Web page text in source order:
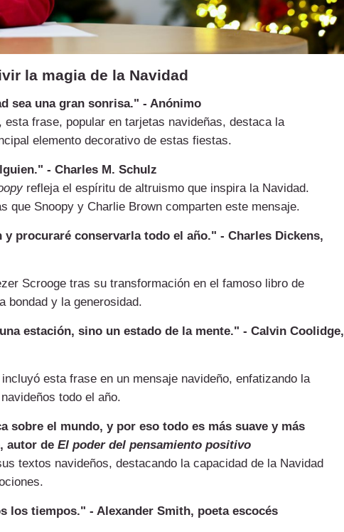
la magia de la Navidad
sea una gran sonrisa." - Anónimo
esta frase, popular en tarjetas navideñas, destaca la
elemento decorativo de estas fiestas.
- Charles M. Schulz
refleja el espíritu de altruismo que inspira la Navidad.
que Snoopy y Charlie Brown comparten este mensaje.
procuraré conservarla todo el año." - Charles Dickens,
Scrooge tras su transformación en el famoso libro de
bondad y la generosidad.
estación, sino un estado de la mente." - Calvin Coolidge,
esta frase en un mensaje navideño, enfatizando la
todo el año.
sobre el mundo, y por eso todo es más suave y más
autor de El poder del pensamiento positivo
textos navideños, destacando la capacidad de la Navidad
los tiempos." - Alexander Smith, poeta escocés